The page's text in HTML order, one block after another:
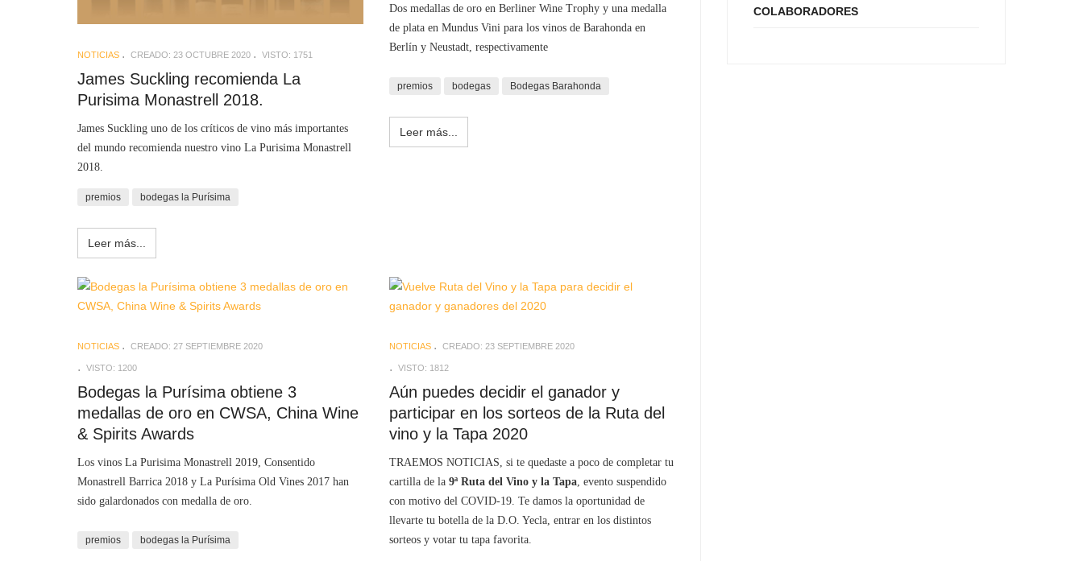
NOTICIAS CREADO: 23 OCTUBRE 2020 VISTO: 1751
James Suckling recomienda La
Purisima Monastrell 2018.
James Suckling uno de los críticos de vino más importantes
del mundo recomienda nuestro vino La Purisima Monastrell
2018.
premios bodegas la Purísima
Leer más...
Dos medallas de oro en Berliner Wine Trophy y una medalla
de plata en Mundus Vini para los vinos de Barahonda en
Berlín y Neustadt, respectivamente
premios bodegas Bodegas Barahonda
Leer más...
NOTICIAS CREADO: 27 SEPTIEMBRE 2020
VISTO: 1200
Bodegas la Purísima obtiene 3
medallas de oro en CWSA, China Wine
& Spirits Awards
Los vinos La Purisima Monastrell 2019, Consentido
Monastrell Barrica 2018 y La Purísima Old Vines 2017 han
sido galardonados con medalla de oro.
premios bodegas la Purísima
NOTICIAS CREADO: 23 SEPTIEMBRE 2020
VISTO: 1812
Aún puedes decidir el ganador y
participar en los sorteos de la Ruta del
vino y la Tapa 2020
TRAEMOS NOTICIAS, si te quedaste a poco de completar tu
cartilla de la 9ª Ruta del Vino y la Tapa, evento suspendido
con motivo del COVID-19. Te damos la oportunidad de
llevarte tu botella de la D.O. Yecla, entrar en los distintos
sorteos y votar tu tapa favorita.
COLABORADORES